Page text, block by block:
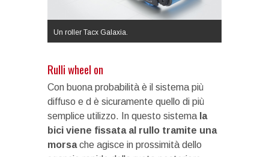
Un roller Tacx Galaxia.
Rulli wheel on
Con buona probabilità è il sistema più
diffuso e d è sicuramente quello di più
semplice utilizzo. In questo sistema la
bici viene fissata al rullo tramite una
morsache agisce in prossimità dello